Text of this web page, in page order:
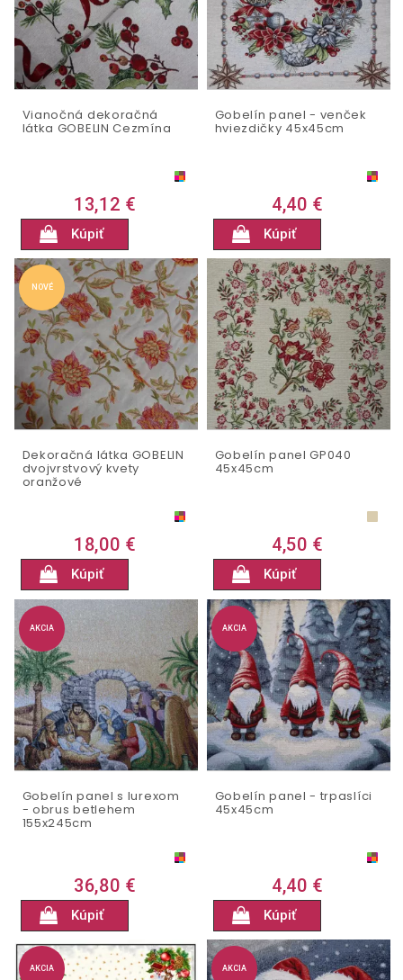
Vianočná dekoračná
látka GOBELIN Cezmína
13,12 €
Kúpiť
Gobelín panel - venček
hviezdičky 45x45cm
4,40 €
Kúpiť
NOVÉ
Dekoračná látka GOBELIN
dvojvrstvový kvety
oranžové
18,00 €
Kúpiť
Gobelín panel GP040
45x45cm
4,50 €
Kúpiť
AKCIA
Gobelín panel s lurexom
- obrus betlehem
155x245cm
36,80 €
Kúpiť
AKCIA
Gobelín panel - trpaslíci
45x45cm
4,40 €
Kúpiť
AKCIA AKCIA